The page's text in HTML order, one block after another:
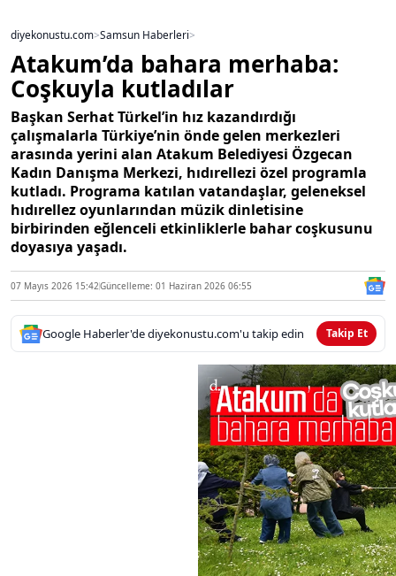
diyekonustu.com>Samsun Haberleri>
Atakum’da bahara merhaba:
Coşkuyla kutladılar
Başkan Serhat Türkel’in hız kazandırdığı
çalışmalarla Türkiye’nin önde gelen merkezleri
arasında yerini alan Atakum Belediyesi Özgecan
Kadın Danışma Merkezi, hıdırellezi özel programla
kutladı. Programa katılan vatandaşlar, geleneksel
hıdırellez oyunlarından müzik dinletisine
birbirinden eğlenceli etkinliklerle bahar coşkusunu
doyasıya yaşadı.
07 Mayıs 2026 15:42Güncelleme: 01 Haziran 2026 06:55
Google Haberler'de diyekonustu.com'u takip edin Takip Et